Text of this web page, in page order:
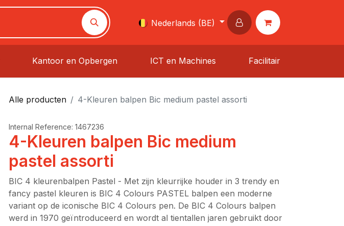
Nederlands (BE)
Kantoor en Opbergen ICT en Machines Facilitair
Alle producten 4-Kleuren balpen Bic medium pastel assorti
Internal Reference: 1467236
4-Kleuren balpen Bic medium
pastel assorti
BIC 4 kleurenbalpen Pastel - Met zijn kleurrijke houder in 3 trendy en
fancy pastel kleuren is BIC 4 Colours PASTEL balpen een moderne
variant op de iconische BIC 4 Colours pen. De BIC 4 Colours balpen
werd in 1970 geïntroduceerd en wordt al tientallen jaren gebruikt door